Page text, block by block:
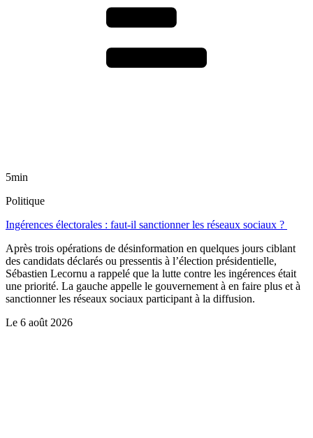
5min
Politique
Ingérences électorales : faut-il sanctionner les réseaux sociaux ?
Après trois opérations de désinformation en quelques jours ciblant
des candidats déclarés ou pressentis à l’élection présidentielle,
Sébastien Lecornu a rappelé que la lutte contre les ingérences était
une priorité. La gauche appelle le gouvernement à en faire plus et à
sanctionner les réseaux sociaux participant à la diffusion.
Le 6 août 2026